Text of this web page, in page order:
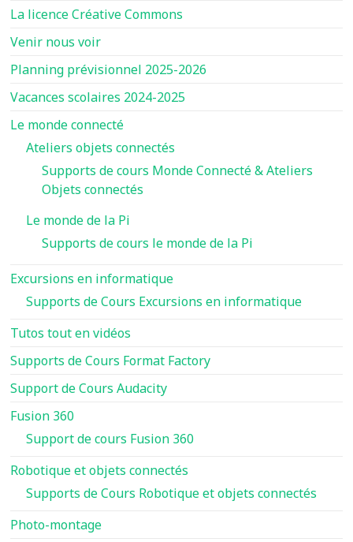
La licence Créative Commons
Venir nous voir
Planning prévisionnel 2025-2026
Vacances scolaires 2024-2025
Le monde connecté
Ateliers objets connectés
Supports de cours Monde Connecté & Ateliers
Objets connectés
Le monde de la Pi
Supports de cours le monde de la Pi
Excursions en informatique
Supports de Cours Excursions en informatique
Tutos tout en vidéos
Supports de Cours Format Factory
Support de Cours Audacity
Fusion 360
Support de cours Fusion 360
Robotique et objets connectés
Supports de Cours Robotique et objets connectés
Photo-montage